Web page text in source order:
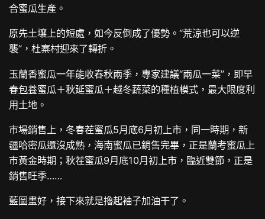
合蜜瓜生產。
原先土壤上的短處，如今反倒成了優勢。“荒涼也可以逆
襲”，杜寨村迎來了轉折。
玉蘭香蜜瓜一年能收春秋兩季，專家建議“兩瓜一菜”，即早
春包養蜜瓜＋秋延蜜瓜＋越冬蔬菜的種植模式，最大限度利
用土地。
市場銷售上，冬春茬蜜瓜5月底6月初上市，同一時期，新
疆哈密瓜還沒成熟，海南蜜瓜已銷售完畢，正是蘭考蜜瓜上
市黃金時期；秋茬蜜瓜9月底10月初上市，臨近雙節，正是
銷售旺季……
藍圖畫好，接下來就是擼起袖子加油干了。